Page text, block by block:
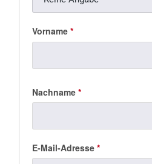
Vorname *
Nachname *
E-Mail-Adresse *